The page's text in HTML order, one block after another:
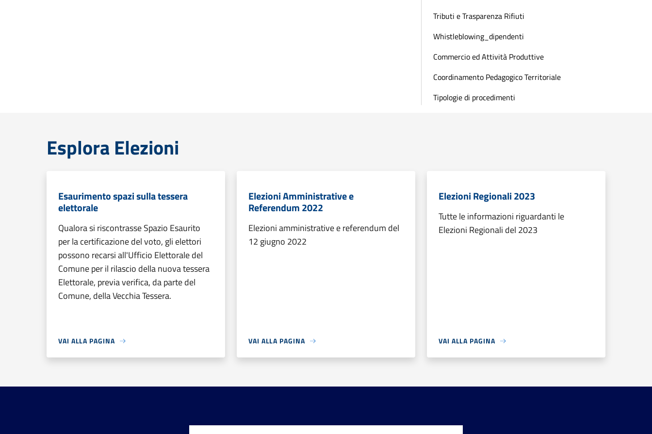
Tributi e Trasparenza Rifiuti
Whistleblowing_dipendenti
Commercio ed Attività Produttive
Coordinamento Pedagogico Territoriale
Tipologie di procedimenti
Esplora Elezioni
Esaurimento spazi sulla tessera
elettorale
Qualora si riscontrasse Spazio Esaurito
per la certificazione del voto, gli elettori
possono recarsi all'Ufficio Elettorale del
Comune per il rilascio della nuova tessera
Elettorale, previa verifica, da parte del
Comune, della Vecchia Tessera.
VAI ALLA PAGINA
Elezioni Amministrative e
Referendum 2022
Elezioni amministrative e referendum del
12 giugno 2022
VAI ALLA PAGINA
Elezioni Regionali 2023
Tutte le informazioni riguardanti le
Elezioni Regionali del 2023
VAI ALLA PAGINA